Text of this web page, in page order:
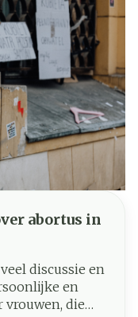
abortus in
discussie en
en
die